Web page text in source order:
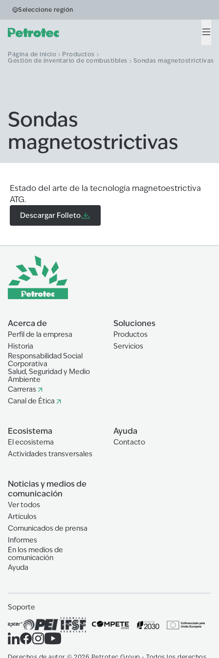
Seleccione región
Página de inicio
Productos
Gestión de inventario de combustibles
Sondas magnetostrictivas
Sondas
magnetostrictivas
Estado del arte de la tecnología magnetoestrictiva
ATG.
Descargar Folleto
Acerca de
Perfil de la empresa
Historia
Responsabilidad Social
Corporativa
Salud, Seguridad y Medio
Ambiente
Carreras
Canal de Ética
Soluciones
Productos
Servicios
Ecosistema
El ecosistema
Actividades transversales
Ayuda
Contacto
Noticias y medios de
comunicación
Ver todos
Artículos
Comunicados de prensa
Informes
En los medios de
comunicación
Ayuda
Soporte